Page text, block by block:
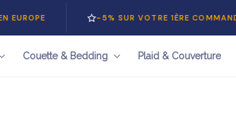
-5% SUR VOTRE 1ÈRE COMMANDE —
Couette & Bedding Plaid & Couverture